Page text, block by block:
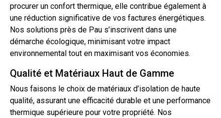
procurer un confort thermique, elle contribue également à
une réduction significative de vos factures énergétiques.
Nos solutions près de Pau s’inscrivent dans une
démarche écologique, minimisant votre impact
environnemental tout en maximisant vos économies.
Qualité et Matériaux Haut de Gamme
Nous faisons le choix de matériaux d’isolation de haute
qualité, assurant une efficacité durable et une performance
thermique supérieure pour votre propriété. Nos